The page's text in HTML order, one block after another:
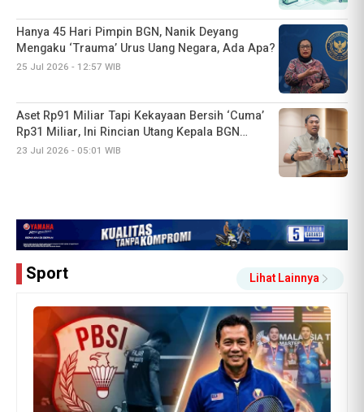
Hanya 45 Hari Pimpin BGN, Nanik Deyang
Mengaku ‘Trauma’ Urus Uang Negara, Ada Apa?
25 Jul 2026 - 12:57 WIB
Aset Rp91 Miliar Tapi Kekayaan Bersih ‘Cuma’
Rp31 Miliar, Ini Rincian Utang Kepala BGN
Sudaryono
23 Jul 2026 - 05:01 WIB
Sport Lihat Lainnya